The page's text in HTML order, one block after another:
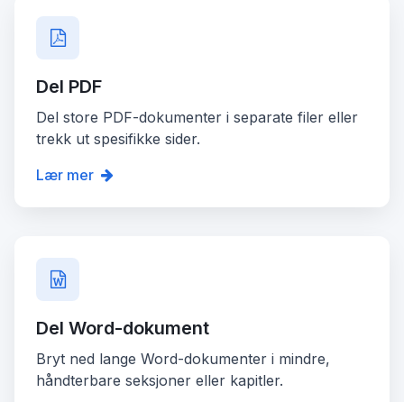
Del PDF
Del store PDF-dokumenter i separate filer eller
trekk ut spesifikke sider.
Lær mer
Del Word-dokument
Bryt ned lange Word-dokumenter i mindre,
håndterbare seksjoner eller kapitler.